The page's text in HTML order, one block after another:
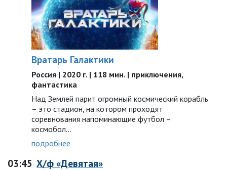
Вратарь Галактики
Россия | 2020 г. | 118 мин. | приключения,
фантастика
Над Землей парит огромный космический корабль
– это стадион, на котором проходят
соревнования напоминающие футбол –
космобол…
подробнее
03:45 Х/ф «Девятая»